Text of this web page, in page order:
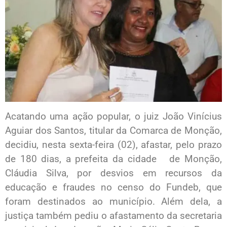
Acatando uma ação popular, o juiz João Vinícius
Aguiar dos Santos, titular da Comarca de Monção,
decidiu, nesta sexta-feira (02), afastar, pelo prazo
de 180 dias, a prefeita da cidade de Monção,
Cláudia Silva, por desvios em recursos da
educação e fraudes no censo do Fundeb, que
foram destinados ao município. Além dela, a
justiça também pediu o afastamento da secretaria